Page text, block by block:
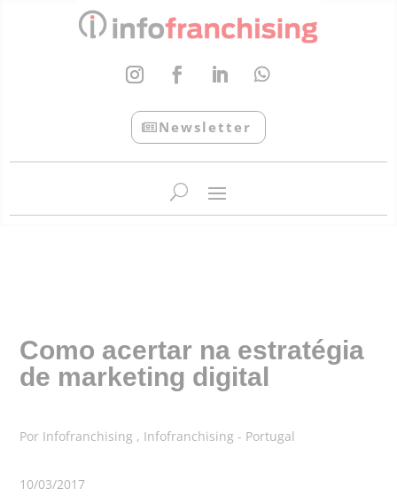
Newsletter
Como acertar na estratégia
de marketing digital
Por Infofranchising , Infofranchising - Portugal
10/03/2017